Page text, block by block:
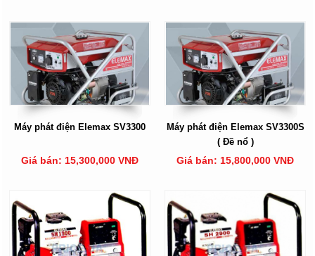
Máy phát điện Elemax SV3300
Giá bán: 15,300,000 VNĐ
Máy phát điện Elemax SV3300S
( Đề nổ )
Giá bán: 15,800,000 VNĐ